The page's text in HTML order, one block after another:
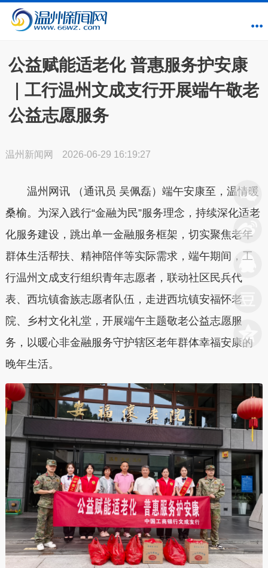
公益赋能适老化 普惠服务护安康
｜工行温州文成支行开展端午敬老
公益志愿服务
温州新闻网 2026-06-29 16:19:27
温州网讯 （通讯员 吴佩磊）端午安康至，温情暖
桑榆。为深入践行“金融为民”服务理念，持续深化适老
化服务建设，跳出单一金融服务框架，切实聚焦老年
群体生活帮扶、精神陪伴等实际需求，端午期间，工
行温州文成支行组织青年志愿者，联动社区民兵代
表、西坑镇畲族志愿者队伍，走进西坑镇安福怀老
院、乡村文化礼堂，开展端午主题敬老公益志愿服
务，以暖心非金融服务守护辖区老年群体幸福安康的
晚年生活。